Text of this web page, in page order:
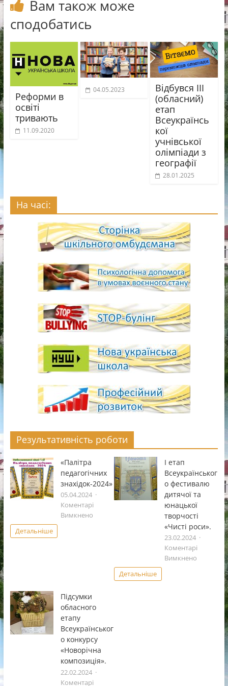
Вам також може
сподобатись
Реформи в
освіті
тривають
11.09.2020
04.05.2023
Відбувся ІІІ
(обласний)
етап
Всеукраїнсь
кої
учнівської
олімпіади з
географії
28.01.2025
На часі:
Результативність роботи
«Палітра
педагогічних
знахідок-2024»
05.04.2024
Коментарі
Вимкненодо
Детальніше
І етап
Всеукраïнськог
о фестивалю
дитячоï та
юнацькоï
творчостi
«Чистi роси».
23.02.2024
Коментарі
Вимкненодо
юнацькоï
творчостi
Детальніше
Підсумки
обласного
етапу
Всеукраїнськог
о конкурсу
«Новорічна
композиція».
22.02.2024
Коментарі